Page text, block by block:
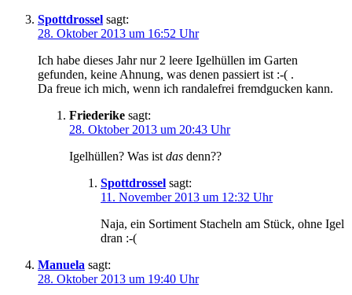
Spottdrossel sagt:
28. Oktober 2013 um 16:52 Uhr
Ich habe dieses Jahr nur 2 leere Igelhüllen im Garten
gefunden, keine Ahnung, was denen passiert ist :-( .
Da freue ich mich, wenn ich randalefrei fremdgucken kann.
Friederike sagt:
28. Oktober 2013 um 20:43 Uhr
Igelhüllen? Was ist das denn??
Spottdrossel sagt:
11. November 2013 um 12:32 Uhr
Naja, ein Sortiment Stacheln am Stück, ohne Igel
dran :-(
Manuela sagt:
28. Oktober 2013 um 19:40 Uhr